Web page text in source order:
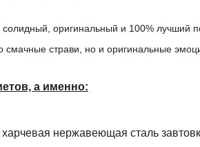
солидный, оригинальный и 100% лучший
смачные страви, но и оригинальные
а именно:
нержавеющая сталь